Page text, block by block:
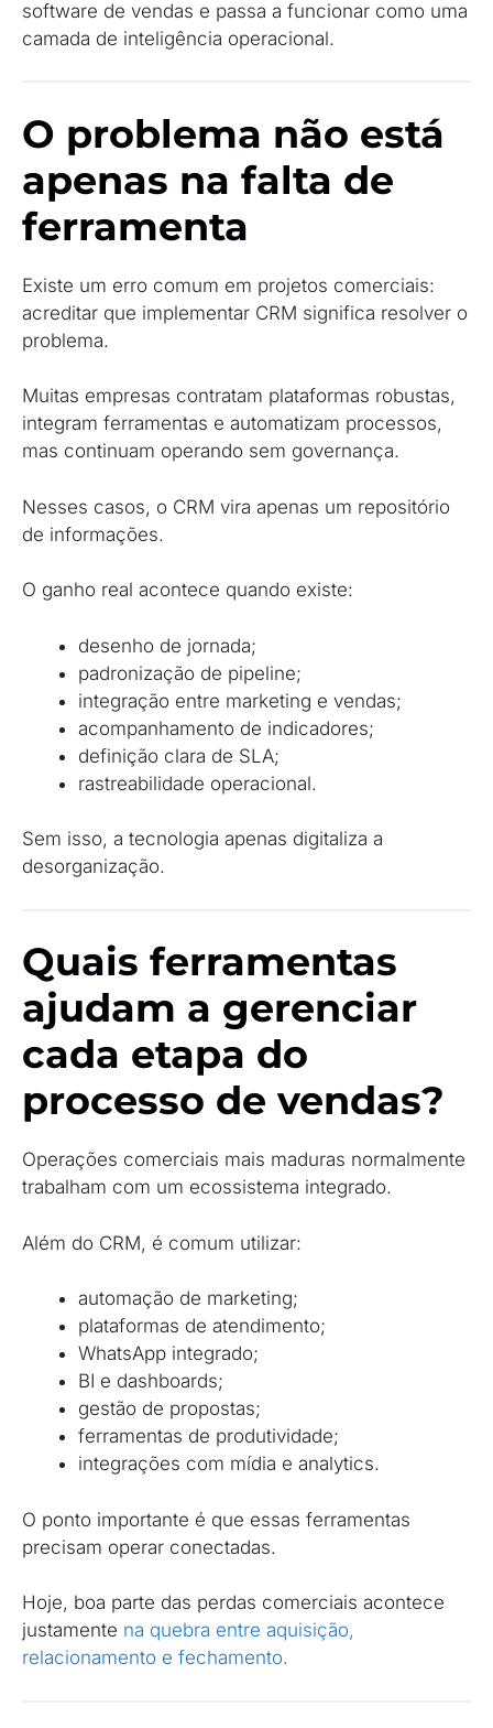
software de vendas e passa a funcionar como uma
camada de inteligência operacional.
O problema não está
apenas na falta de
ferramenta
Existe um erro comum em projetos comerciais:
acreditar que implementar CRM significa resolver o
problema.
Muitas empresas contratam plataformas robustas,
integram ferramentas e automatizam processos,
mas continuam operando sem governança.
Nesses casos, o CRM vira apenas um repositório
de informações.
O ganho real acontece quando existe:
desenho de jornada;
padronização de pipeline;
integração entre marketing e vendas;
acompanhamento de indicadores;
definição clara de SLA;
rastreabilidade operacional.
Sem isso, a tecnologia apenas digitaliza a
desorganização.
Quais ferramentas
ajudam a gerenciar
cada etapa do
processo de vendas?
Operações comerciais mais maduras normalmente
trabalham com um ecossistema integrado.
Além do CRM, é comum utilizar:
automação de marketing;
plataformas de atendimento;
WhatsApp integrado;
BI e dashboards;
gestão de propostas;
ferramentas de produtividade;
integrações com mídia e analytics.
O ponto importante é que essas ferramentas
precisam operar conectadas.
Hoje, boa parte das perdas comerciais acontece
justamente na quebra entre aquisição,
relacionamento e fechamento.